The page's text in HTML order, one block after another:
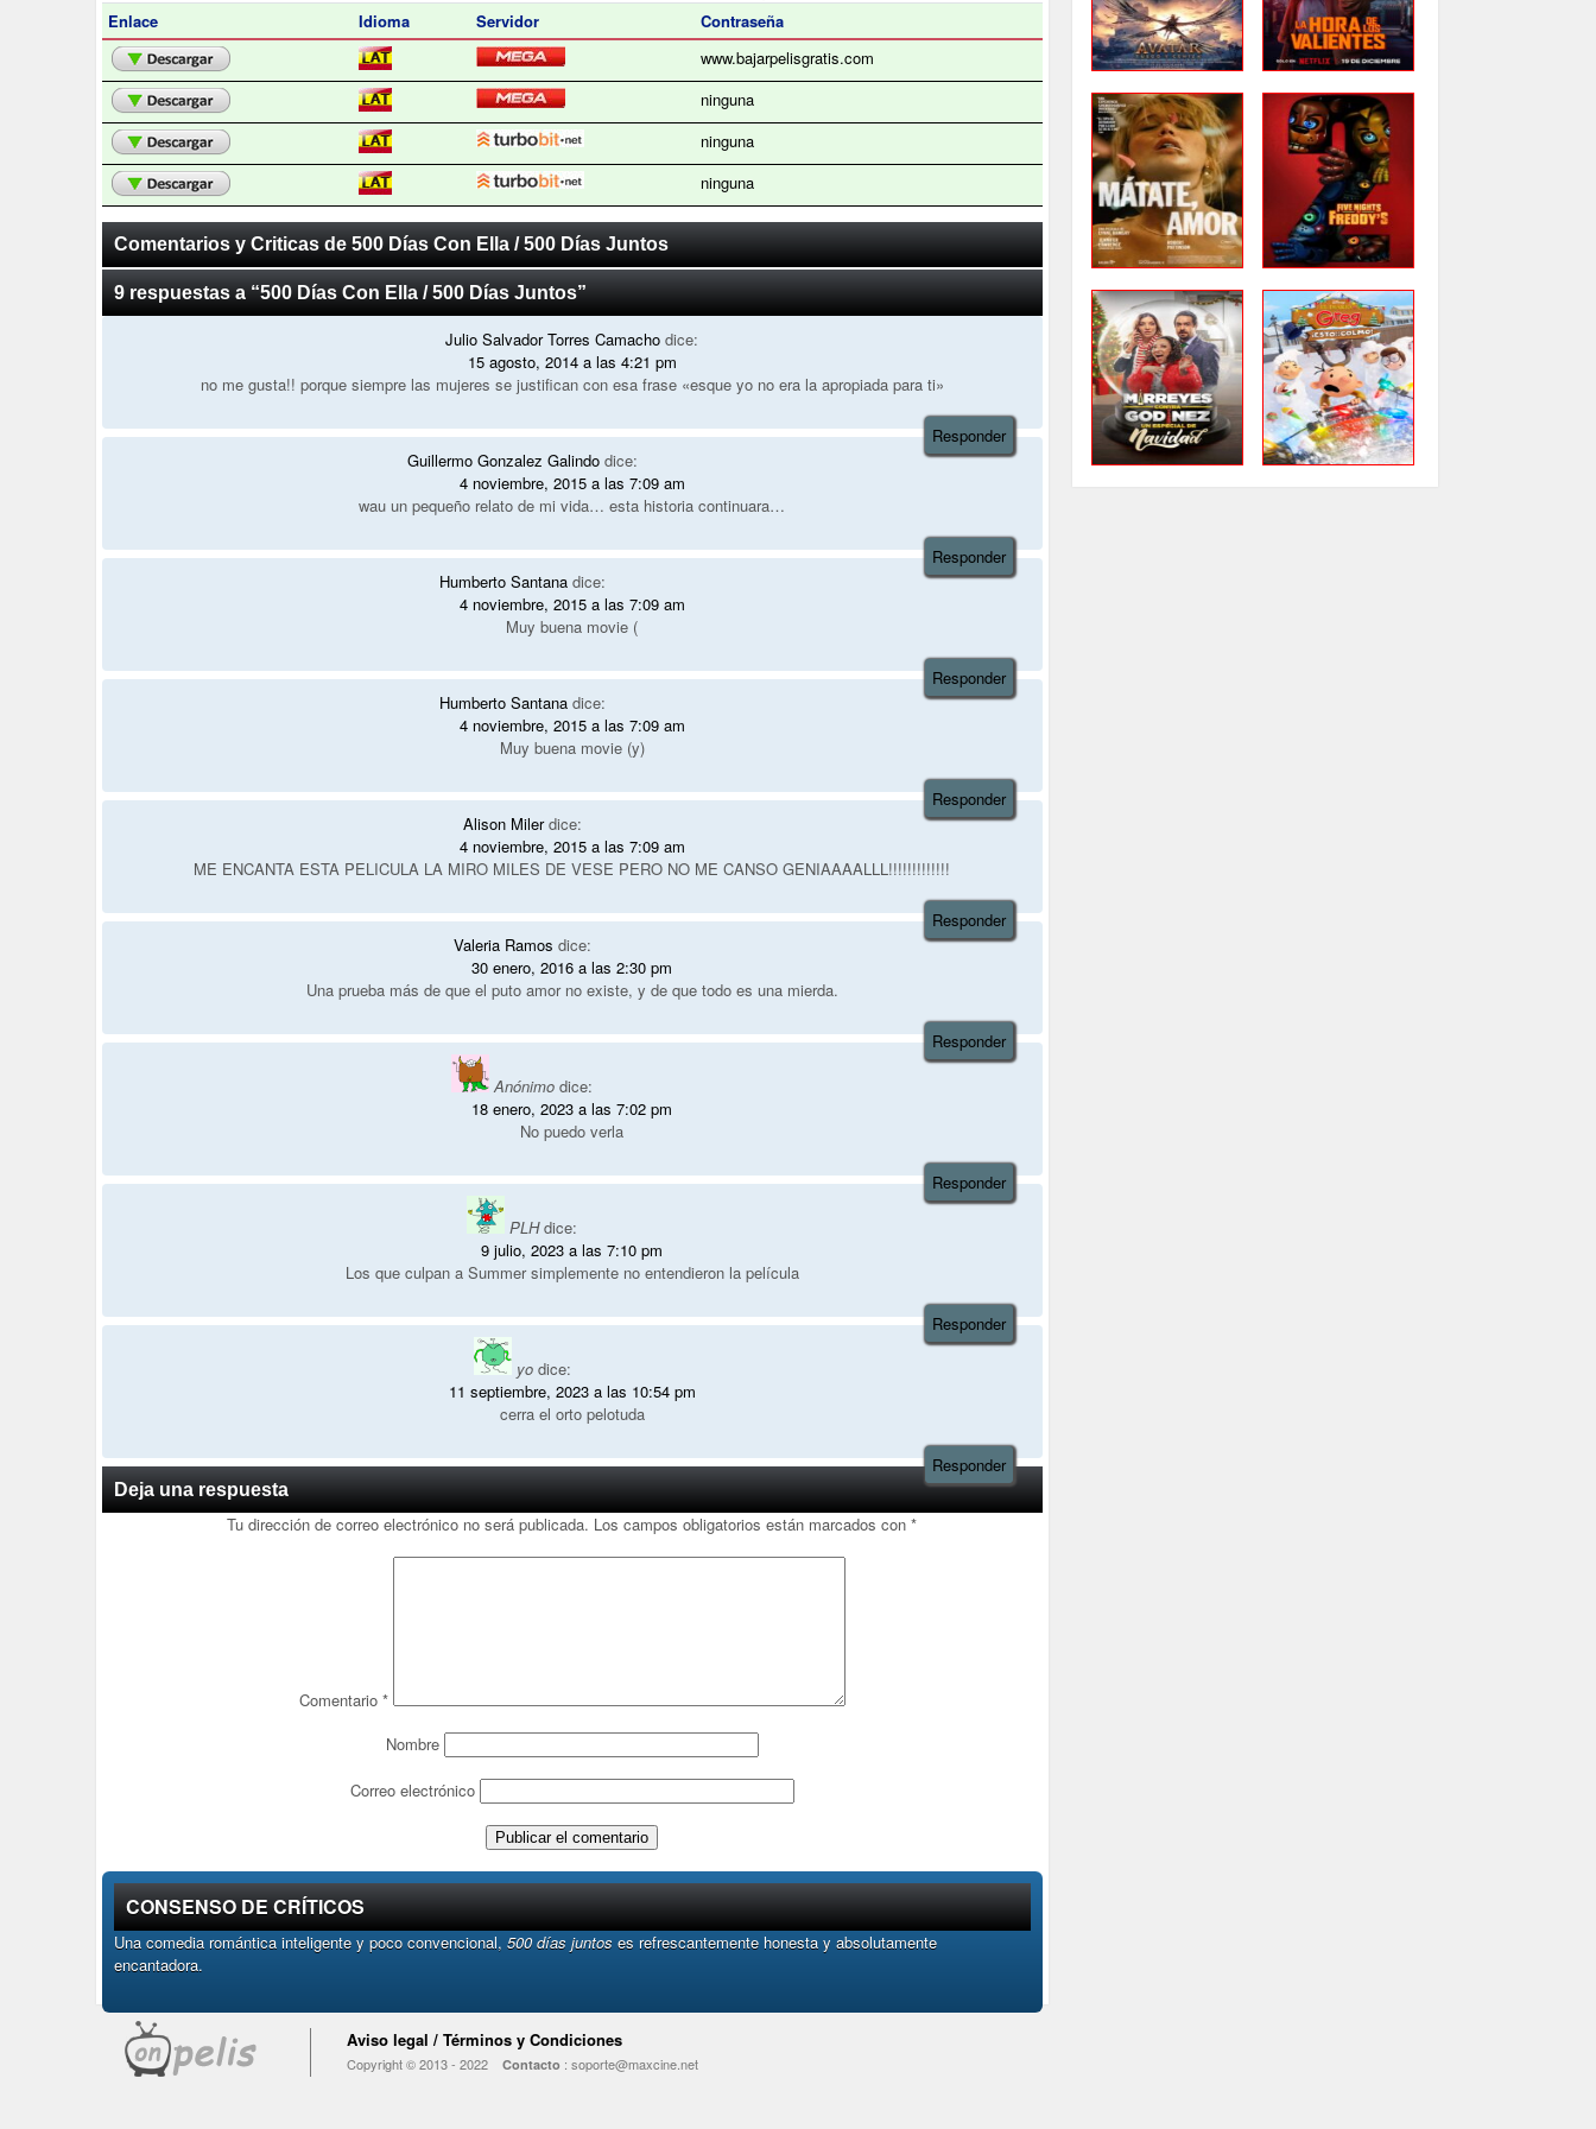
Enlace
Idioma Servidor
Contraseña
www.bajarpelisgratis.com
ninguna
ninguna
ninguna
Comentarios y Criticas de 500 Días Con Ella / 500 Días Juntos
9 respuestas a “500 Días Con Ella / 500 Días Juntos”
Julio Salvador Torres Camacho dice:
15 agosto, 2014 a las 4:21 pm
no me gusta!! porque siempre las mujeres se justifican con esa frase «esque yo no era la apropiada para ti»
Responder
Guillermo Gonzalez Galindo dice:
4 noviembre, 2015 a las 7:09 am
wau un pequeño relato de mi vida… esta historia continuara…
Responder
Humberto Santana dice:
4 noviembre, 2015 a las 7:09 am
Muy buena movie (
Responder
Humberto Santana dice:
4 noviembre, 2015 a las 7:09 am
Muy buena movie (y)
Responder
Alison Miler dice:
4 noviembre, 2015 a las 7:09 am
ME ENCANTA ESTA PELICULA LA MIRO MILES DE VESE PERO NO ME CANSO GENIAAAALLL!!!!!!!!!!!!!
Responder
Valeria Ramos dice:
30 enero, 2016 a las 2:30 pm
Una prueba más de que el puto amor no existe, y de que todo es una mierda.
Responder
Anónimo dice:
18 enero, 2023 a las 7:02 pm
No puedo verla
Responder
PLH dice:
9 julio, 2023 a las 7:10 pm
Los que culpan a Summer simplemente no entendieron la película
Responder
yo dice:
11 septiembre, 2023 a las 10:54 pm
cerra el orto pelotuda
Responder
Deja una respuesta
Tu dirección de correo electrónico no será publicada. Los campos obligatorios están marcados con*
Comentario *
Nombre
Correo electrónico
CONSENSO DE CRÍTICOS
Una comedia romántica inteligente y poco convencional, 500 días juntos es refrescantemente honesta y absolutamente
encantadora.
Aviso legal / Términos y Condiciones
Copyright © 2013 - 2022 Contacto : soporte@maxcine.net